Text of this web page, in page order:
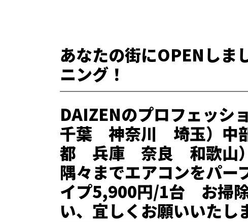
あなたの街にOPENしま
ニング！
DAIZENのプロフェッシ
千葉 神奈川 埼玉）中
都 兵庫 奈良 和歌山）
隅々までエアコンをパ
イプ5,900円/1台 お掃
い、宜しくお願いいたし